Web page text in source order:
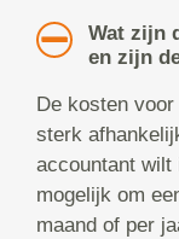
Wat zijn
en zijn
De kosten
sterk
accountant wilt
mogelijk om
maand of per